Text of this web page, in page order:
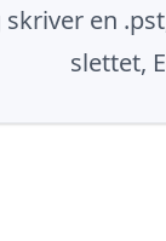
en
slettet,